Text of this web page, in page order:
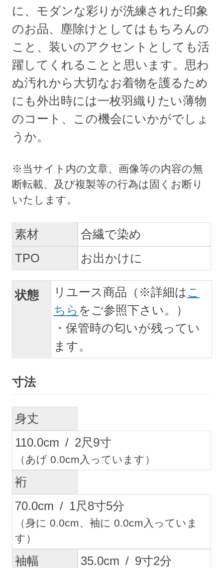
に、モダンな彩りが洗練された印象
のお品、塵除けとしてはもちろんの
こと、装いのアクセントとしても活
躍してくれることと思います。思わ
ぬ汚れから大切なお着物を護るため
にも外出時には一枚羽織りたい薄物
のコート、この機会にいかがでしょ
うか。
素材
合繊で染め
TPO
お出かけに
状態 リユース商品（※詳細は こ
ちら をご参照下さい。）
・保管時の匂いが残ってい
ます。
寸法
身丈
110.0cm / 2尺9寸
（あげ 0.0cm入っています）
裄
70.0cm / 1尺8寸5分
（身に 0.0cm、袖に 0.0cm入っていま
す）
袖幅 35.0cm / 9寸2分